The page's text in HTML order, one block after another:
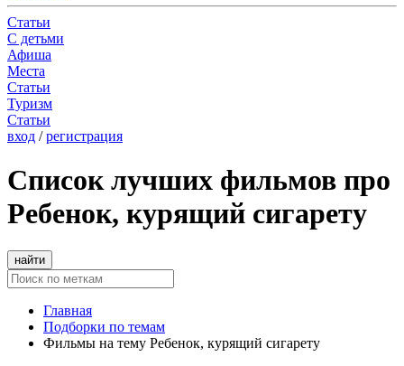
Статьи
С детьми
Афиша
Места
Статьи
Туризм
Статьи
вход /регистрация
Список лучших фильмов про
Ребенок, курящий сигарету
найти
Главная
Подборки по темам
Фильмы на тему Ребенок, курящий сигарету